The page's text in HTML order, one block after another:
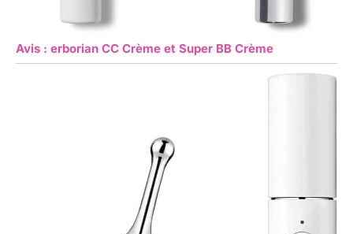
Avis : erborian CC Crème et Super BB Crème